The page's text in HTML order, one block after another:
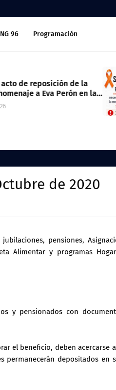
96 Programación
de reposición de la
a Eva Perón en la
del ferrocarril
de 2020
pensiones,
Alimentar y programas
y pensionados con
el beneficio, deben acercarse
permanecerán depositados en